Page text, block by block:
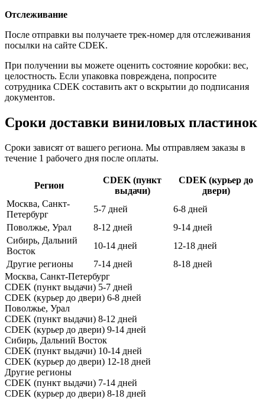
Отслеживание
После отправки вы получаете трек-номер для отслеживания
посылки на сайте CDEK.
При получении вы можете оценить состояние коробки: вес,
целостность. Если упаковка повреждена, попросите
сотрудника CDEK составить акт о вскрытии до подписания
документов.
Сроки доставки виниловых пластинок
Сроки зависят от вашего региона. Мы отправляем заказы в
течение 1 рабочего дня после оплаты.
Регион
CDEK (пункт
выдачи)
CDEK (курьер до
двери)
Москва, Санкт-
Петербург
5-7 дней
6-8 дней
Поволжье, Урал
8-12 дней
9-14 дней
Сибирь, Дальний
Восток
10-14 дней
12-18 дней
Другие регионы
7-14 дней
8-18 дней
Москва, Санкт-Петербург
CDEK (пункт выдачи) 5-7 дней
CDEK (курьер до двери) 6-8 дней
Поволжье, Урал
CDEK (пункт выдачи) 8-12 дней
CDEK (курьер до двери) 9-14 дней
Сибирь, Дальний Восток
CDEK (пункт выдачи) 10-14 дней
CDEK (курьер до двери) 12-18 дней
Другие регионы
CDEK (пункт выдачи) 7-14 дней
CDEK (курьер до двери) 8-18 дней